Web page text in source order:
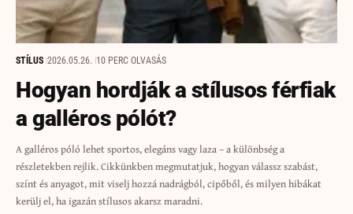
STÍLUS 2026.05.26. 10 PERC OLVASÁS
Hogyan hordják a stílusos férfiak
a galléros pólót?
A galléros póló lehet sportos, elegáns vagy laza – a különbség a
részletekben rejlik. Cikkünkben megmutatjuk, hogyan válassz szabást,
színt és anyagot, mit viselj hozzá nadrágból, cipőből, és milyen hibákat
kerülj el, ha igazán stílusos akarsz maradni.